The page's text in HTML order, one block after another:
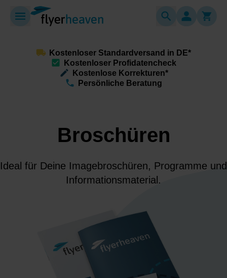
Kostenloser Standardversand in DE*
Kostenloser Profidatencheck
Kostenlose Korrekturen*
Persönliche Beratung
Broschüren
Ideal für Deine Imagebroschüren, Programme und
Informationsmaterial.